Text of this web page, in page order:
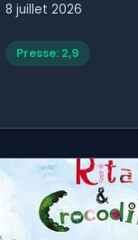
8 juillet 2026
Presse: 2,9